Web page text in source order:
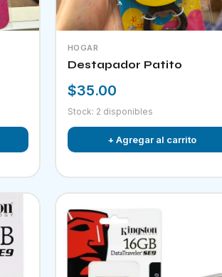
HOGAR
Destapador Patito
$35.00
Stock: 2 disponibles
+ Agregar al carrito